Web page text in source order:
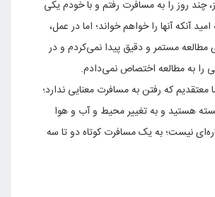
چند روز را به مسافرت رفتم و با خودم یکی
آنکه آنها را خواهم خواند؛ اما در عمل،
مطالعه مستمر و دقیق پیدا نمی‌کردم و در
را به مطالعه اختصاص نمی‌دادم.
معتقدیم که رفتن به مسافرت معنایی ندارد؛
خسته هستید و به تغییر محیط و آب و هوا
نیست؛ به یک مسافرت کوتاه دو تا سه